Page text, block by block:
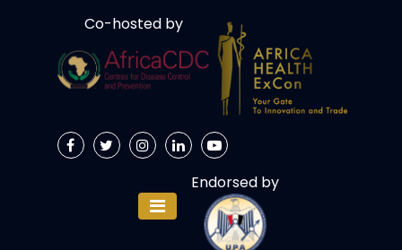
Co-hosted by
Endorsed by